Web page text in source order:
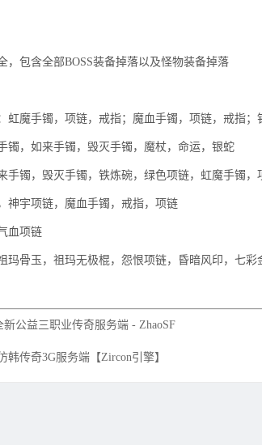
，包含全部BOSS装备掉落以及怪物装备掉落
虹魔手镯，项链，戒指；魔血手镯，项链，戒指；
镯，如来手镯，毁灭手镯，魔杖，命运，银蛇
手镯，毁灭手镯，铁炼碗，绿色项链，虹魔手镯，
神宇项链，魔血手镯，戒指，项链
血项链
玛骨玉，祖玛无极棍，怨恨项链，昏暗风印，七
新公益三职业传奇服务端 - ZhaoSF
韩传奇3G服务端【Zircon引擎】